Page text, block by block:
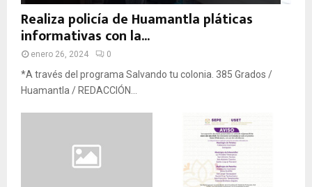
Realiza policía de Huamantla pláticas
informativas con la...
enero 26, 2024 0
*A través del programa Salvando tu colonia. 385 Grados /
Huamantla / REDACCIÓN...